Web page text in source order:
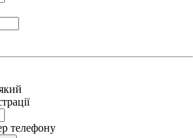
телефону